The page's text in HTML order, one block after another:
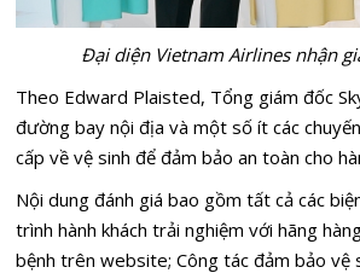
Đại diện Vietnam Airlines nhận
Theo Edward Plaisted, Tổng giám đốc
đường bay nội địa và một số ít các
cấp về vệ sinh để đảm bảo an toàn cho
Nội dung đánh giá bao gồm tất cả các
trình hành khách trải nghiệm với hãng
bệnh trên website; Công tác đảm bảo vệ